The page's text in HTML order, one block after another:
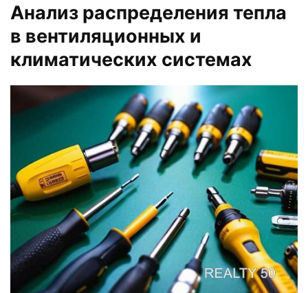
Анализ распределения тепла
в вентиляционных и
климатических системах